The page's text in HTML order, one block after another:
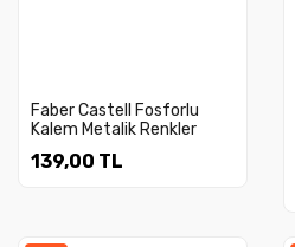
Faber Castell Fosforlu
Kalem Metalik Renkler
139,00 TL